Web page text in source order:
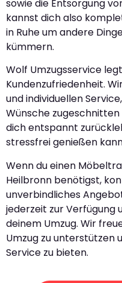
sowie die Entsorgung
kannst dich also
in Ruhe um andere
kümmern.
Wolf Umzugsservice
Kundenzufriedenheit.
und individuellen
Wünsche zugeschnitten
dich entspannt
stressfrei genießen
Wenn du einen
Heilbronn benötigst,
unverbindliches
jederzeit zur Verfügung
deinem Umzug. Wir
Umzug zu unterstützen
Service zu bieten.